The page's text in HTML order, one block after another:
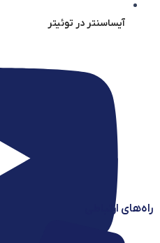
آیساسنتر در توئیتر
راه‌های ارتباطی